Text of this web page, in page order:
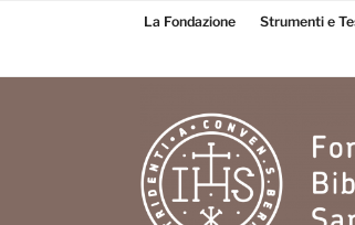
La Fondazione Strumenti e